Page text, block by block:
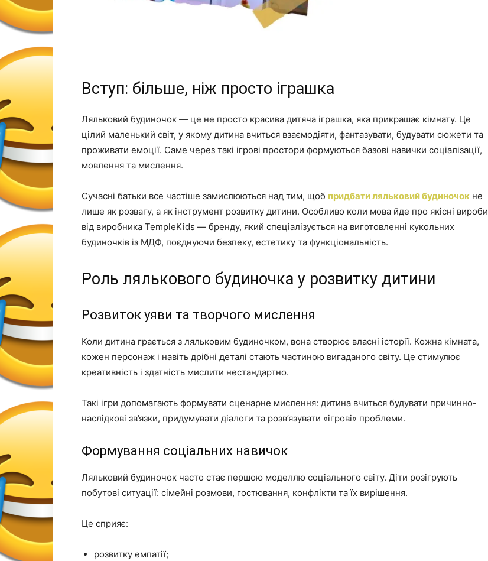
Вступ: більше, ніж просто іграшка
Ляльковий будиночок — це не просто красива дитяча іграшка, яка прикрашає кімнату. Це
цілий маленький світ, у якому дитина вчиться взаємодіяти, фантазувати, будувати сюжети та
проживати емоції. Саме через такі ігрові простори формуються базові навички соціалізації,
мовлення та мислення.
Сучасні батьки все частіше замислюються над тим, щоб придбати ляльковий будиночок не
лише як розвагу, а як інструмент розвитку дитини. Особливо коли мова йде про якісні вироби
від виробника TempleKids — бренду, який спеціалізується на виготовленні кукольних
будиночків із МДФ, поєднуючи безпеку, естетику та функціональність.
Роль лялькового будиночка у розвитку дитини
Розвиток уяви та творчого мислення
Коли дитина грається з ляльковим будиночком, вона створює власні історії. Кожна кімната,
кожен персонаж і навіть дрібні деталі стають частиною вигаданого світу. Це стимулює
креативність і здатність мислити нестандартно.
Такі ігри допомагають формувати сценарне мислення: дитина вчиться будувати причинно-
наслідкові зв’язки, придумувати діалоги та розв’язувати «ігрові» проблеми.
Формування соціальних навичок
Ляльковий будиночок часто стає першою моделлю соціального світу. Діти розігрують
побутові ситуації: сімейні розмови, гостювання, конфлікти та їх вирішення.
Це сприяє:
розвитку емпатії;